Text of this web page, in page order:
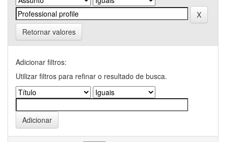
Retornar valores
Adicionar filtros:
Utilizar filtros para refinar o resultado de busca.